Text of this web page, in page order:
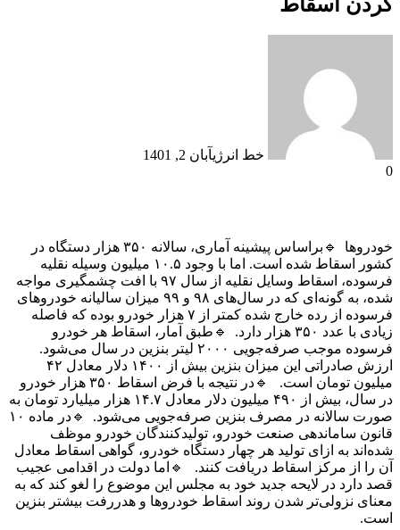
کردن اسقاط
خط انرژیآبان 2, 1401
0
خودروها 🔹براساس پيشينه آماری، سالانه ۳۵۰ هزار دستگاه در
كشور اسقاط شده است. اما با وجود ۱۰.۵ میلیون وسيله نقليه
فرسوده، اسقاط وسايل نقليه از سال ۹۷ با افت چشمگيری مواجه
شده، به گونه‌‌‌ای كه در سال‌‌‌های ۹۸ و ۹۹ ميزان ساليانه خودروهای
فرسوده از رده خارج شده كمتر از ۷ هزار خودرو بوده که فاصله
زیادی با عدد ۳۵۰ هزار دارد. 🔹طبق آمار، اسقاط هر خودرو
فرسوده موجب صرفه‌جویی ۲۰۰۰ لیتر بنزین در سال می‌شود.
ارزش صادراتی این میزان بنزین بیش از ۱۴۰۰ دلار معادل ۴۲
میلیون تومان است. 🔹در نتیجه با فرض اسقاط ۳۵۰ هزار خودرو
در سال، بیش از ۴۹۰ میلیون دلار معادل ۱۴.۷ هزار میلیارد تومان به
صورت سالانه در مصرف بنزین صرفه‌جویی می‌شود. 🔹در ماده ۱۰
قانون ساماندهی صنعت خودرو، تولیدکنندگان خودرو موظف
شده‌اند به ازای تولید هر چهار دستگاه خودرو، گواهی اسقاط معادل
آن را از مرکز اسقاط دریافت کنند. 🔹اما دولت در اقدامی عجیب
قصد دارد در لایحه جدید خود به مجلس این موضوع را لغو کند که به
معنای نزولی‌تر شدن روند اسقاط خودروها و هدررفت بیشتر بنزین
است.